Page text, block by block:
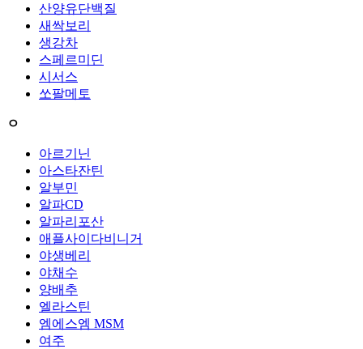
산양유단백질
새싹보리
생강차
스페르미딘
시서스
쏘팔메토
ㅇ
아르기닌
아스타잔틴
알부민
알파CD
알파리포산
애플사이다비니거
야생베리
야채수
양배추
엘라스틴
엠에스엠 MSM
여주